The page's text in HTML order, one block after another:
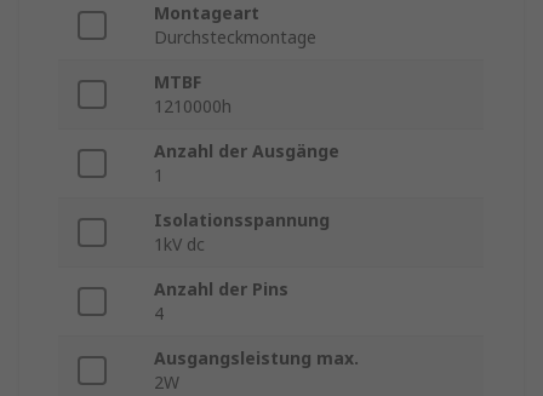
Montageart
Durchsteckmontage
MTBF
1210000h
Anzahl der Ausgänge
1
Isolationsspannung
1kV dc
Anzahl der Pins
4
Ausgangsleistung max.
2W